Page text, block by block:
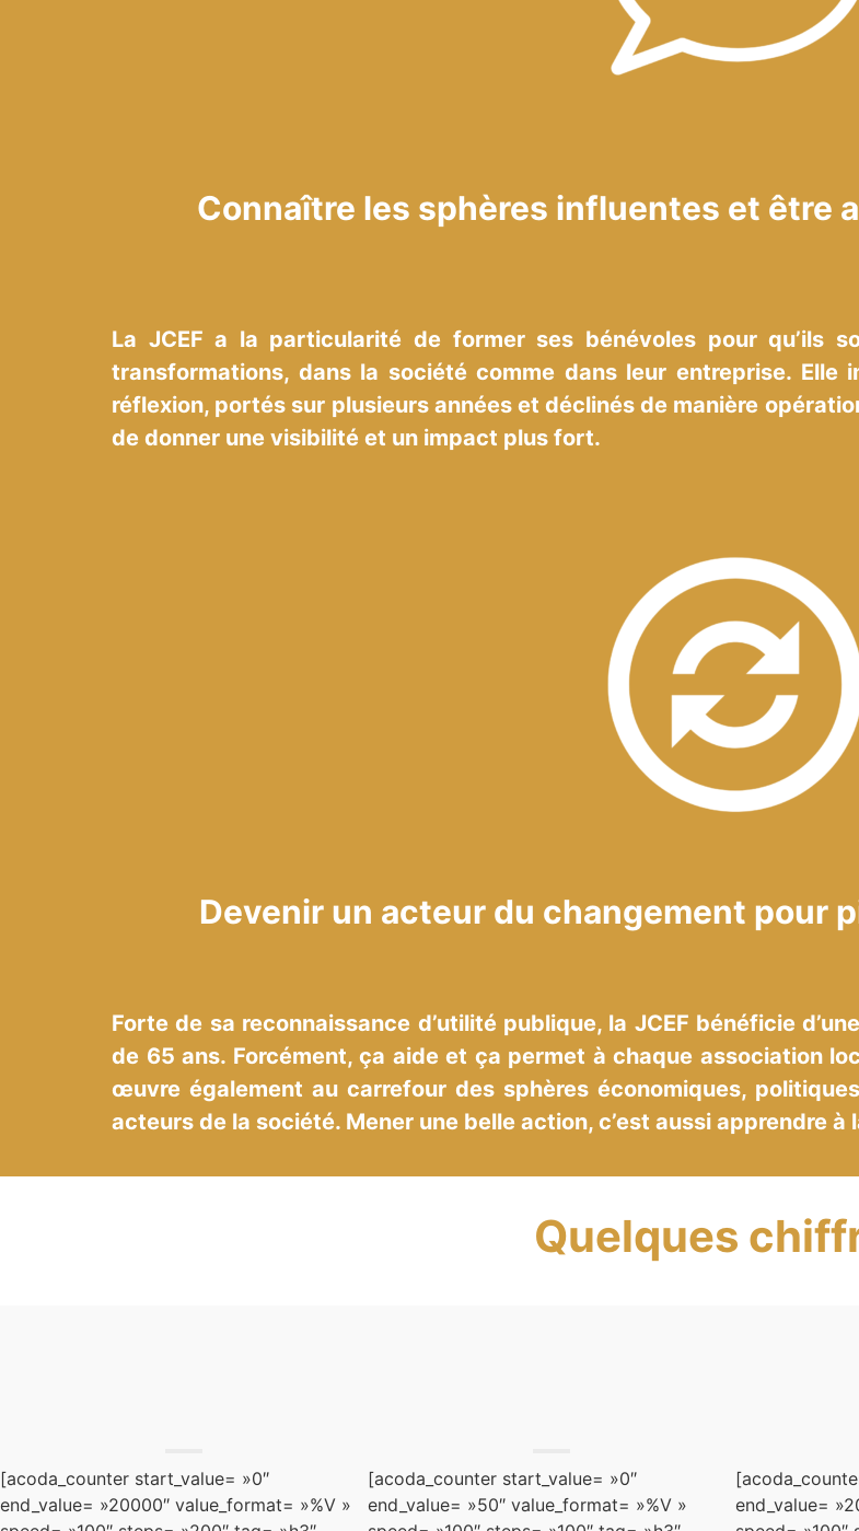
Connaître les sphères influentes et être
La JCEF a la particularité de former ses bénévoles pour qu’ils
transformations, dans la société comme dans leur entreprise. Elle
réflexion, portés sur plusieurs années et déclinés de manière
de donner une visibilité et un impact plus fort.
Devenir un acteur du changement pour
Forte de sa reconnaissance d’utilité publique, la JCEF bénéficie
de 65 ans. Forcément, ça aide et ça permet à chaque association
œuvre également au carrefour des sphères économiques,
acteurs de la société. Mener une belle action, c’est aussi apprendre
Quelques
[acoda_counter start_value= »0″
end_value= »20000″ value_format= »%V »
[acoda_counter start_value= »0″
end_value= »50″ value_format= »%V »
end_value=